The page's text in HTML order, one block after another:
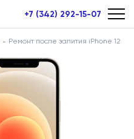
+7 (342) 292-15-07
Ремонт после залития iPhone 12